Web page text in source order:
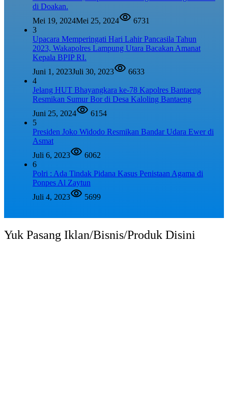
di Doakan.
Mei 19, 2024Mei 25, 2024
6731
3
Upacara Memperingati Hari Lahir Pancasila Tahun
2023, Wakapolres Lampung Utara Bacakan Amanat
Kepala BPIP RI.
Juni 1, 2023Juli 30, 2023
6633
4
Jelang HUT Bhayangkara ke-78 Kapolres Bantaeng
Resmikan Sumur Bor di Desa Kaloling Bantaeng
Juni 25, 2024
6154
5
Presiden Joko Widodo Resmikan Bandar Udara Ewer di
Asmat
Juli 6, 2023
6062
6
Polri : Ada Tindak Pidana Kasus Penistaan Agama di
Ponpes Al Zaytun
Juli 4, 2023
5699
Yuk Pasang Iklan/Bisnis/Produk Disini